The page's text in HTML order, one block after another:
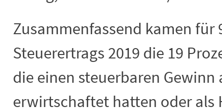
Zusammenfassend kamen für
Steuerertrags 2019 die 19
die einen steuerbaren Gewinn
erwirtschaftet hatten oder als